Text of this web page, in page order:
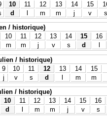
10 11 12 13 14 15
d m m j v
s
/ historique)
10 11 12 13 14 15
16
m m j v s d
/ historique)
9 10 11 12 13 14 15
j v s d l m
m
/ historique)
10 11 12 13 14 15
16
d l m m j v
s